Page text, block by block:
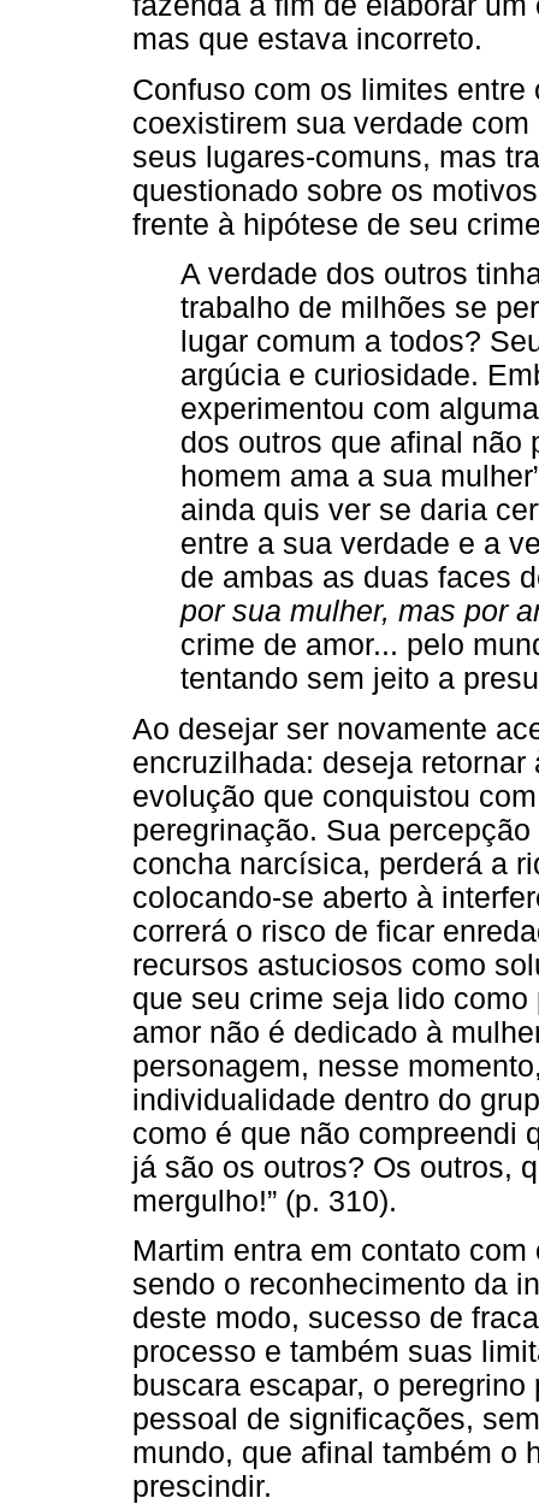
mas que estava incorreto.
Confuso com os limites
coexistirem sua verdade
seus lugares-comuns, mas
questionado sobre os
frente à hipótese de seu
A verdade dos outros
trabalho de milhões se
lugar comum a todos?
argúcia e curiosidade.
experimentou com
dos outros que afinal não
homem ama a sua
ainda quis ver se daria
entre a sua verdade e a
de ambas as duas faces
por sua mulher, mas por
crime de amor... pelo
tentando sem jeito a
Ao desejar ser novamente
encruzilhada: deseja
evolução que conquistou
peregrinação. Sua
concha narcísica, perderá a
colocando-se aberto à
correrá o risco de ficar
recursos astuciosos como
que seu crime seja lido
amor não é dedicado à
personagem, nesse
individualidade dentro do
como é que não compreendi
já são os outros? Os outros,
mergulho!” (p. 310).
Martim entra em contato
sendo o reconhecimento da
deste modo, sucesso de
processo e também suas
buscara escapar, o
pessoal de significações,
mundo, que afinal também o
prescindir.